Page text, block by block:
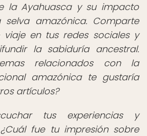
la Ayahuasca y su impacto
amazónica. Comparte
viaje en tus redes sociales y
la sabiduría ancestral.
relacionados con la
amazónica te gustaría
artículos?
tus experiencias y
fue tu impresión sobre